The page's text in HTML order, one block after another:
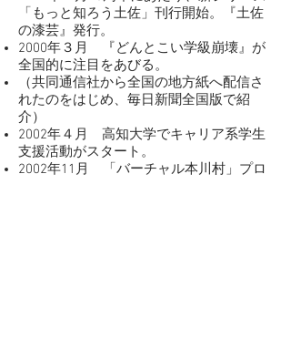
「もっと知ろう土佐」刊行開始。『土佐
の漆芸』発行。
2000年３月 『どんとこい学級崩壊』が
全国的に注目をあびる。
（共同通信社から全国の地方紙へ配信さ
れたのをはじめ、毎日新聞全国版で紹
介）
2002年４月 高知大学でキャリア系学生
支援活動がスタート。
2002年11月 「バーチャル本川村」プロ